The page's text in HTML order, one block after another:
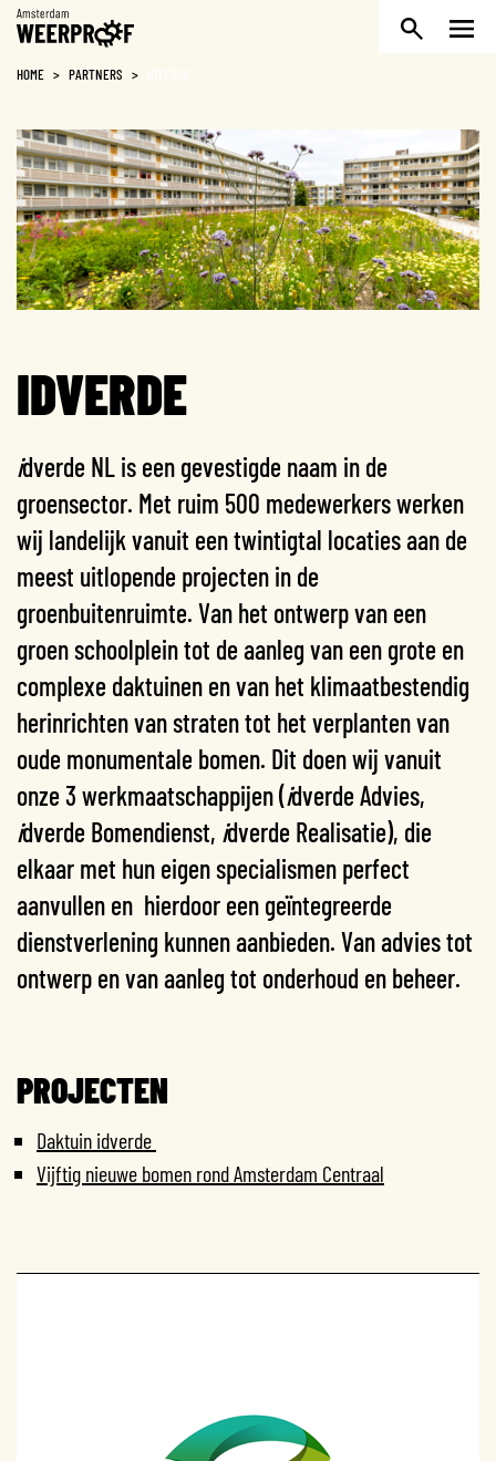
Weerproof
HOME > PARTNERS >
IDVERDE
idverde NL is een gevestigde naam in de
groensector. Met ruim 500 medewerkers werken
wij landelijk vanuit een twintigtal locaties aan de
meest uitlopende projecten in de
groenbuitenruimte. Van het ontwerp van een
groen schoolplein tot de aanleg van een grote en
complexe daktuinen en van het klimaatbestendig
herinrichten van straten tot het verplanten van
oude monumentale bomen. Dit doen wij vanuit
onze 3 werkmaatschappijen (idverde Advies,
idverde Bomendienst, idverde Realisatie), die
elkaar met hun eigen specialismen perfect
aanvullen en hierdoor een geïntegreerde
dienstverlening kunnen aanbieden. Van advies tot
ontwerp en van aanleg tot onderhoud en beheer.
PROJECTEN
Daktuin idverde
Vijftig nieuwe bomen rond Amsterdam Centraal